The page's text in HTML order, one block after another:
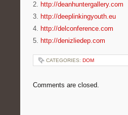
2. http://deanhuntergallery.com
3. http://deeplinkingyouth.eu
4. http://delconference.com
5. http://denizliedep.com
CATEGORIES: DOM
Comments are closed.